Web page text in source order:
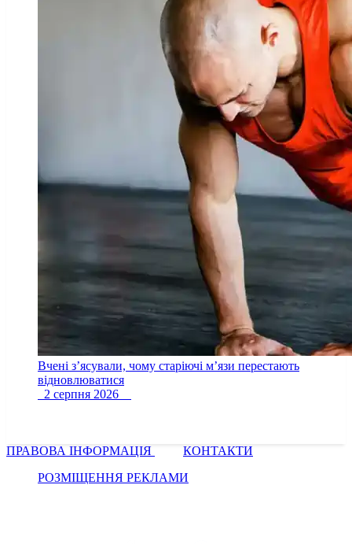
Вчені з’ясували, чому старіючі м’язи перестають
відновлюватися
2 серпня 2026
ПРАВОВА ІНФОРМАЦІЯ
КОНТАКТИ
РОЗМІЩЕННЯ РЕКЛАМИ